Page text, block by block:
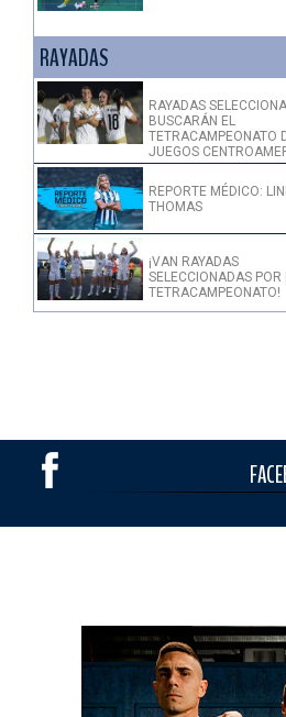
RAYADAS
RAYADAS
BUSCARÁN EL
TETRACAMPEONATO
JUEGOS
REPORTE MÉDICO:
THOMAS
¡VAN RAYADAS
SELECCIONADAS POR
TETRACAMPEONATO!